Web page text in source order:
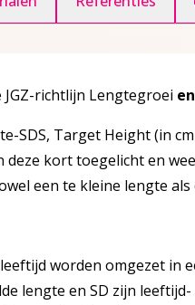
JGZ-richtlijn Lengtegroei en
SDS, Target Height (in
kort toegelicht en
een te kleine lengte
worden omgezet in
lengte en SD zijn